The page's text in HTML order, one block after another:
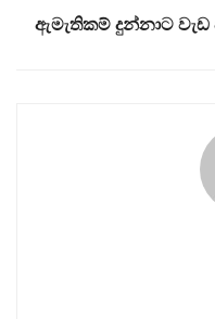
ඇමැතිකම් දුන්නාට